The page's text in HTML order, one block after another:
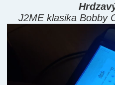
J2ME klasika Bobby